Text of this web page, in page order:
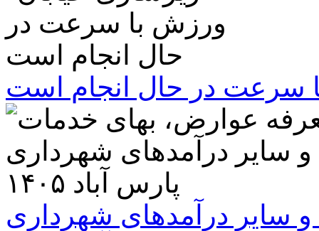
سرعت در حال انجام است
سایر درآمدهای شهرداری